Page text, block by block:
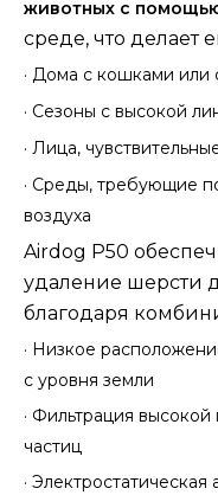
животных с
среде, что делает
· Дома с кошками или
· Сезоны с высокой
· Лица,
· Среды, требующие
воздуха
Airdog P50
удаление шерсти
благодаря
· Низкое
с уровня земли
· Фильтрация высокой
частиц
·